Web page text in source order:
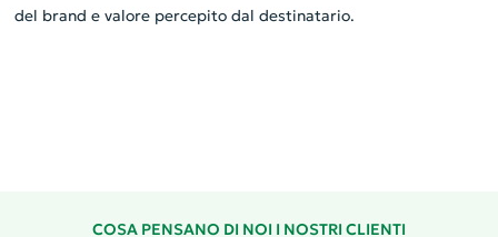
del brand e valore percepito dal destinatario.
COSA PENSANO DI NOI I NOSTRI CLIENTI